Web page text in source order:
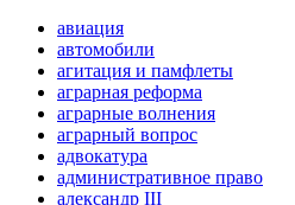
авиация
автомобили
агитация и памфлеты
аграрная реформа
аграрные волнения
аграрный вопрос
адвокатура
административное право
александр III